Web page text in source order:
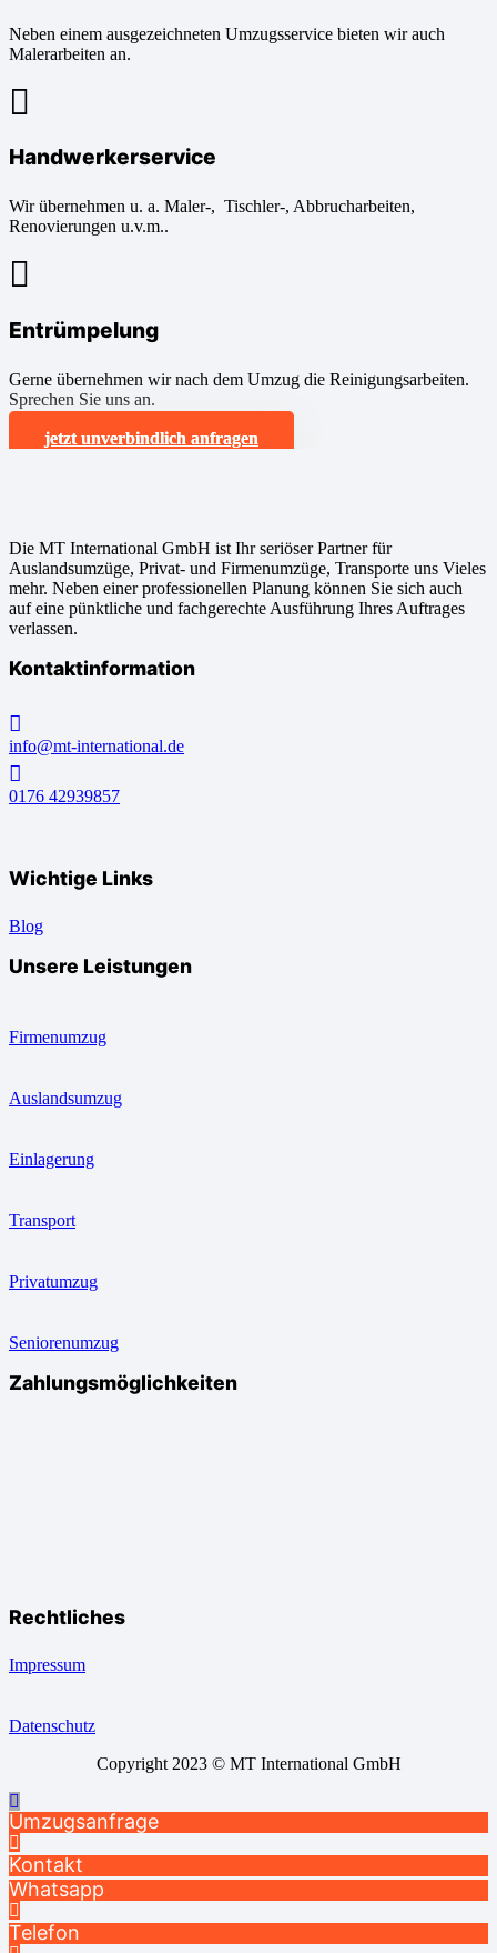
Neben einem ausgezeichneten Umzugsservice bieten wir auch
Malerarbeiten an.
Handwerkerservice
Wir übernehmen u. a. Maler-, Tischler-, Abbrucharbeiten,
Renovierungen u.v.m..
Entrümpelung
Gerne übernehmen wir nach dem Umzug die Reinigungsarbeiten.
Sprechen Sie uns an.
jetzt unverbindlich anfragen
Die MT International GmbH ist Ihr seriöser Partner für
Auslandsumzüge, Privat- und Firmenumzüge, Transporte uns Vieles
mehr. Neben einer professionellen Planung können Sie sich auch
auf eine pünktliche und fachgerechte Ausführung Ihres Auftrages
verlassen.
Kontaktinformation
info@mt-international.de
0176 42939857
Wichtige Links
Blog
Unsere Leistungen
Firmenumzug
Auslandsumzug
Einlagerung
Transport
Privatumzug
Seniorenumzug
Zahlungsmöglichkeiten
Rechtliches
Impressum
Datenschutz
Copyright 2023 © MT International GmbH
Umzugsanfrage
Kontakt
Whatsapp
Telefon